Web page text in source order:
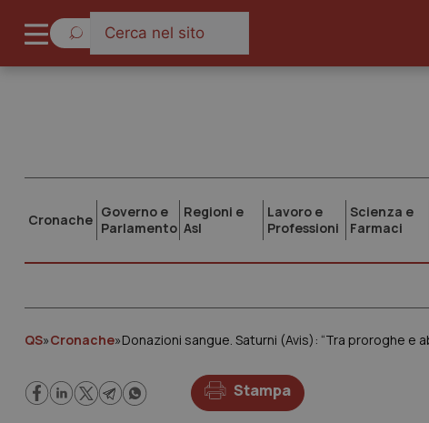
Cronache Governo e
Parlamento
Regioni e
Asl
Lavoro e
Professioni
Scienza e
Farmaci
QS»Cronache»Donazioni sangue. Saturni (Avis): “Tra proroghe e
Stampa